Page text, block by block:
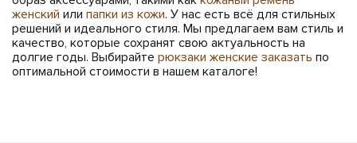
женский или папки из кожи. У нас есть всё для стильных
решений и идеального стиля. Мы предлагаем вам стиль и
качество, которые сохранят свою актуальность на
долгие годы. Выбирайте рюкзаки женские заказать по
оптимальной стоимости в нашем каталоге!